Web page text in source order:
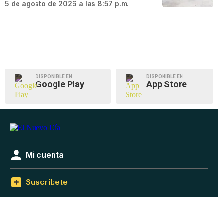
5 de agosto de 2026 a las 8:57 p.m.
DISPONIBLE EN
Google Play
DISPONIBLE EN
App Store
Mi cuenta
Suscríbete